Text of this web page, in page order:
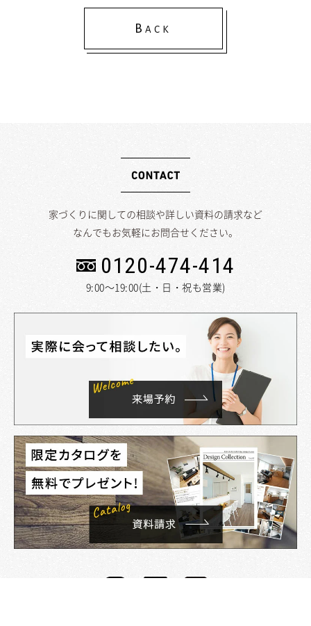
BACK
家づくりに関しての相談や詳しい資料の請求など
なんでもお気軽にお問合せください。
0120-474-414
9:00～19:00(土・日・祝も営業)